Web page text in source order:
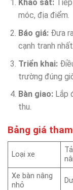
Khảo sát:Tiếp
móc, địa điểm.
Báo giá:Đưa
cạnh tranh
Triển khai:
trường đúng
Bàn giao:Lắp
thu.
Bảng giá
Loại xe
Xe bàn nâng
nhỏ